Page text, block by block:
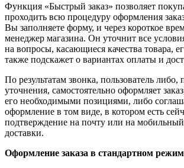
Функция «Быстрый заказ» позволяет
проходить всю процедуру оформления
Вы заполняете форму, и через короткое
менеджер магазина. Он уточнит все
на вопросы, касающиеся качества товара,
также подскажет о вариантах оплаты и
По результатам звонка, пользователь либо,
уточнения, самостоятельно оформляет
его необходимыми позициями, либо
оформление в том виде, в котором есть
подтверждение на почту или на
доставки.
Оформление заказа в стандартном